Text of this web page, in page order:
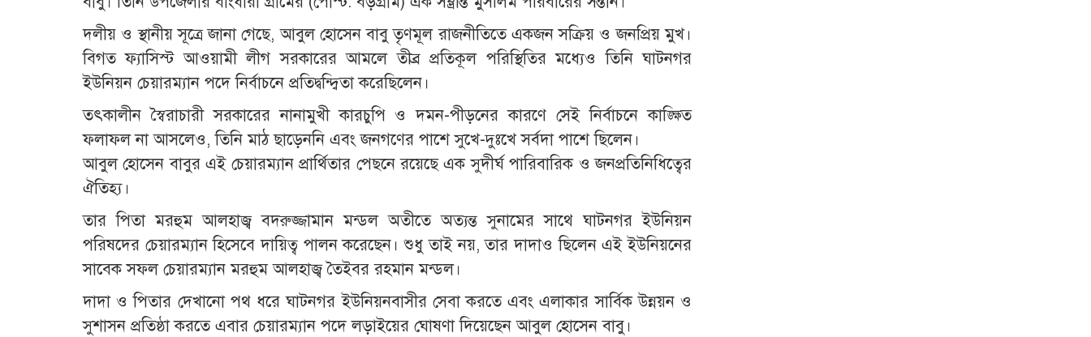
​দলীয় ও স্থানীয় সূত্রে জানা গেছে, আবুল হোসেন বাবু তৃণমূল রাজনীতিতে একজন সক্রিয় ও জনপ্রিয় মুখ।
বিগত ফ্যাসিস্ট আওয়ামী লীগ সরকারের আমলে তীব্র প্রতিকূল পরিস্থিতির মধ্যেও তিনি ঘাটনগর
ইউনিয়ন চেয়ারম্যান পদে নির্বাচনে প্রতিদ্বন্দ্বিতা করেছিলেন।
তৎকালীন স্বৈরাচারী সরকারের নানামুখী কারচুপি ও দমন-পীড়নের কারণে সেই নির্বাচনে কাঙ্ক্ষিত
ফলাফল না আসলেও, তিনি মাঠ ছাড়েননি এবং জনগণের পাশে সুখে-দুঃখে সর্বদা পাশে ছিলেন।
​আবুল হোসেন বাবুর এই চেয়ারম্যান প্রার্থিতার পেছনে রয়েছে এক সুদীর্ঘ পারিবারিক ও জনপ্রতিনিধিত্বের
ঐতিহ্য।
তার পিতা মরহুম আলহাজ্ব বদরুজ্জামান মন্ডল অতীতে অত্যন্ত সুনামের সাথে ঘাটনগর ইউনিয়ন
পরিষদের চেয়ারম্যান হিসেবে দায়িত্ব পালন করেছেন। শুধু তাই নয়, তার দাদাও ছিলেন এই ইউনিয়নের
সাবেক সফল চেয়ারম্যান মরহুম আলহাজ্ব তৈইবর রহমান মন্ডল।
​দাদা ও পিতার দেখানো পথ ধরে ঘাটনগর ইউনিয়নবাসীর সেবা করতে এবং এলাকার সার্বিক উন্নয়ন ও
সুশাসন প্রতিষ্ঠা করতে এবার চেয়ারম্যান পদে লড়াইয়ের ঘোষণা দিয়েছেন আবুল হোসেন বাবু।